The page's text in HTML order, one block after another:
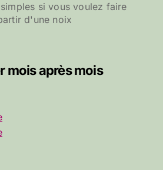
si vous voulez faire
d'une noix
mois après mois